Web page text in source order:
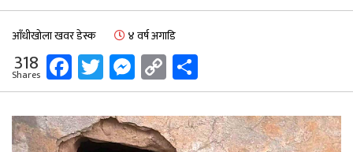
आँधीखोला खवर डेस्क ४ वर्ष अगाडि
318
Shares Facebook
Twitter
Messenger
Copy
Link